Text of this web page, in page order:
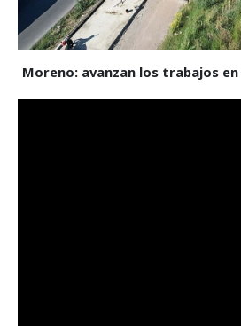
Moreno: avanzan los trabajos